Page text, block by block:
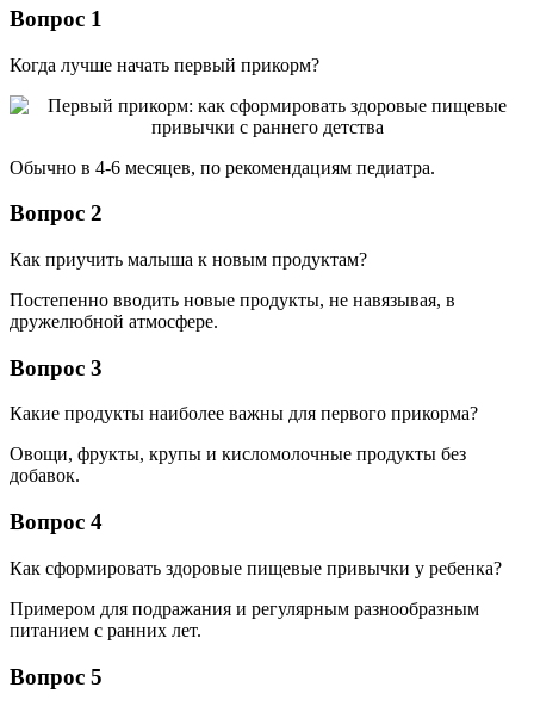
Вопрос 1
Когда лучше начать первый прикорм?
Обычно в 4-6 месяцев, по рекомендациям педиатра.
Вопрос 2
Как приучить малыша к новым продуктам?
Постепенно вводить новые продукты, не навязывая, в
дружелюбной атмосфере.
Вопрос 3
Какие продукты наиболее важны для первого прикорма?
Овощи, фрукты, крупы и кисломолочные продукты без
добавок.
Вопрос 4
Как сформировать здоровые пищевые привычки у ребенка?
Примером для подражания и регулярным разнообразным
питанием с ранних лет.
Вопрос 5